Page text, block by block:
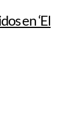
en ‘El